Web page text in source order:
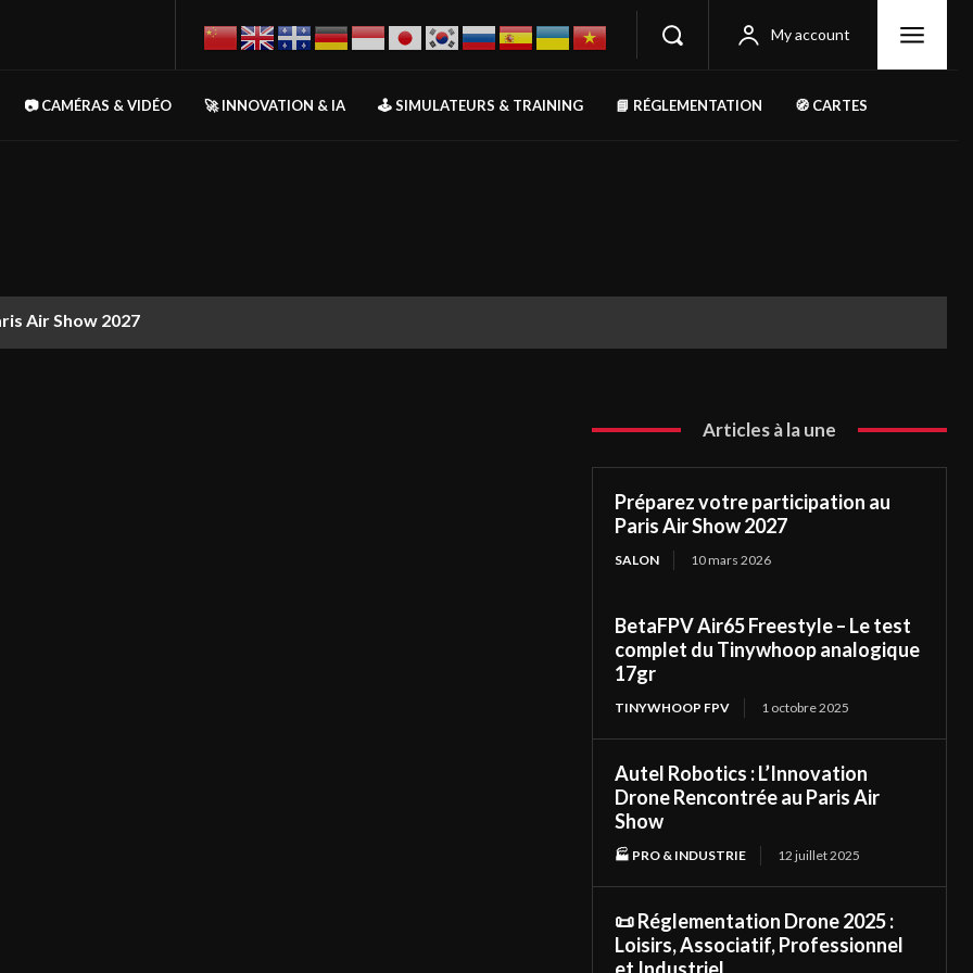
My account
📷 CAMÉRAS & VIDÉO 🚀 INNOVATION & IA 🕹️ SIMULATEURS & TRAINING 📘 RÉGLEMENTATION 🧭 CARTES
Air Show 2027
Articles à la une
Préparez votre participation au
Paris Air Show 2027
SALON 10 mars 2026
BetaFPV Air65 Freestyle – Le test
complet du Tinywhoop analogique
17gr
TINYWHOOP FPV 1 octobre 2025
Autel Robotics : L’Innovation
Drone Rencontrée au Paris Air
Show
🏭 PRO & INDUSTRIE 12 juillet 2025
📜 Réglementation Drone 2025 :
Loisirs, Associatif, Professionnel